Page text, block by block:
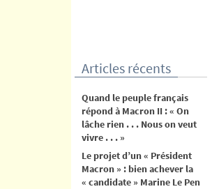
Articles récents
Quand le peuple français
répond à Macron II : « On
lâche rien . . . Nous on veut
vivre . . . »
Le projet d’un « Président
Macron » : bien achever la
« candidate » Marine Le Pen